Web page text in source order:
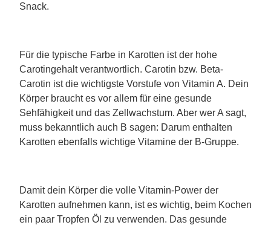
Snack.
Für die typische Farbe in Karotten ist der hohe
Carotingehalt verantwortlich. Carotin bzw. Beta-
Carotin ist die wichtigste Vorstufe von Vitamin A. Dein
Körper braucht es vor allem für eine gesunde
Sehfähigkeit und das Zellwachstum. Aber wer A sagt,
muss bekanntlich auch B sagen: Darum enthalten
Karotten ebenfalls wichtige Vitamine der B-Gruppe.
Damit dein Körper die volle Vitamin-Power der
Karotten aufnehmen kann, ist es wichtig, beim Kochen
ein paar Tropfen Öl zu verwenden. Das gesunde